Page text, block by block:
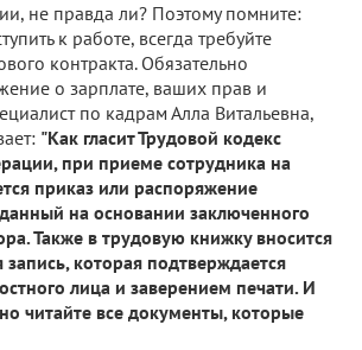
не правда ли? Поэтому помните:
к работе, всегда требуйте
контракта. Обязательно
о зарплате, ваших прав и
по кадрам Алла Витальевна,
"Как гласит Трудовой кодекс
при приеме сотрудника на
приказ или распоряжение
на основании заключенного
Также в трудовую книжку вносится
которая подтверждается
лица и заверением печати. И
читайте все документы, которые